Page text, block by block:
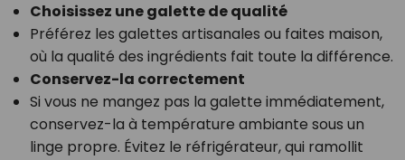
Choisissez une galette de qualité
Préférez les galettes artisanales ou faites maison,
où la qualité des ingrédients fait toute la différence.
Conservez-la correctement
Si vous ne mangez pas la galette immédiatement,
conservez-la à température ambiante sous un
linge propre. Évitez le réfrigérateur, qui ramollit